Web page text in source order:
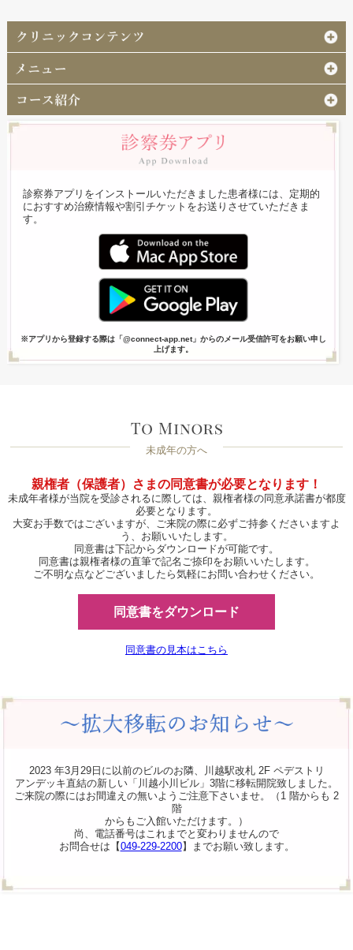
診察券アプリをインストールいただきました患者様には、定期的
におすすめ治療情報や割引チケットをお送りさせていただきま
す。
※アプリから登録する際は「@connect-app.net」からのメール受信許可をお願い申し
上げます。
未成年の方へ
親権者（保護者）さまの同意書が必要となります！
未成年者様が当院を受診されるに際しては、親権者様の同意承諾書が都度
必要となります。
大変お手数ではございますが、ご来院の際に必ずご持参くださいますよ
う、お願いいたします。
同意書は下記からダウンロードが可能です。
同意書は親権者様の直筆で記名ご捺印をお願いいたします。
ご不明な点などございましたら気軽にお問い合わせください。
同意書をダウンロード
同意書の見本はこちら
2023 年3月29日に以前のビルのお隣、川越駅改札 2F ペデストリ
アンデッキ直結の新しい「川越小川ビル」3階に移転開院致しました。
ご来院の際にはお間違えの無いようご注意下さいませ。（1 階からも 2
階
からもご入館いただけます。）
尚、電話番号はこれまでと変わりませんので
お問合せは【049-229-2200】までお願い致します。